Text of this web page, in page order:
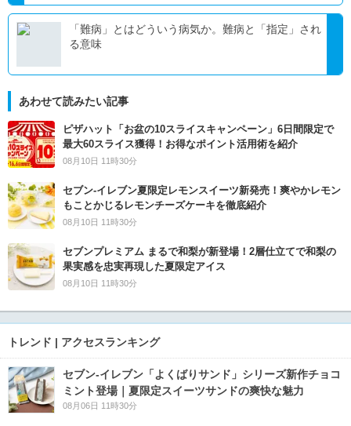
「難病」とはどういう病気か。難病と「指定」され
る意味
あわせて読みたい記事
ピザハット「お盆の10スライスキャンペーン」6日間限定で
最大60スライス獲得！お得なポイント活用術を紹介
08月10日 11時30分
セブン‐イレブン夏限定レモンスイーツ新発売！爽やかレモン
もことかじるレモンチーズケーキを徹底紹介
08月10日 11時30分
セブンプレミアム まるで和梨が新登場！2層仕立てで和梨の
果実感を忠実再現した夏限定アイス
08月10日 11時30分
トレンド | アクセスランキング
セブン‐イレブン「よくばりサンド」シリーズ新作チョコ
ミント登場｜夏限定スイーツサンドの爽快な魅力
08月06日 11時30分